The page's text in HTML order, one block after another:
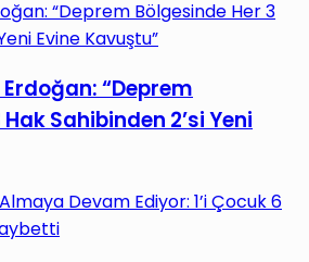
“Deprem Bölgesinde Her 3
Evine Kavuştu”
“Deprem
Sahibinden 2’si Yeni
Devam Ediyor: 1’i Çocuk 6